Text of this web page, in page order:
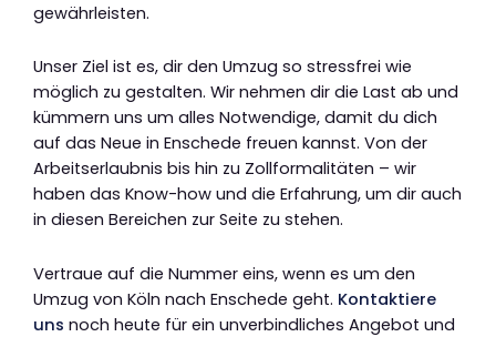
gewährleisten.
Unser Ziel ist es, dir den Umzug so stressfrei wie
möglich zu gestalten. Wir nehmen dir die Last ab und
kümmern uns um alles Notwendige, damit du dich
auf das Neue in Enschede freuen kannst. Von der
Arbeitserlaubnis bis hin zu Zollformalitäten – wir
haben das Know-how und die Erfahrung, um dir auch
in diesen Bereichen zur Seite zu stehen.
Vertraue auf die Nummer eins, wenn es um den
Umzug von Köln nach Enschede geht. Kontaktiere
uns noch heute für ein unverbindliches Angebot und